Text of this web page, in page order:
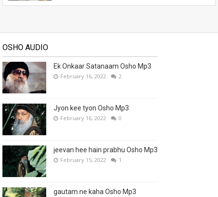
OSHO AUDIO
Ek Onkaar Satanaam Osho Mp3
February 16, 2022 2
Jyon kee tyon Osho Mp3
February 16, 2022 0
jeevan hee hain prabhu Osho Mp3
February 15, 2022 1
gautam ne kaha Osho Mp3